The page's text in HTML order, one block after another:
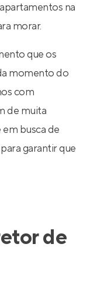
na
morar.
que os
momento do
com
de muita
busca de
garantir que
de